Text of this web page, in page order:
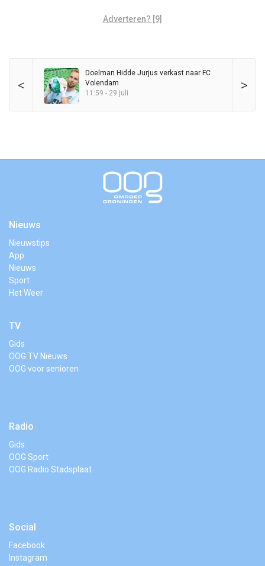
Adverteren? [9]
< >
Doelman Hidde Jurjus verkast naar FC
Volendam
11:59 - 29 juli
Nieuws
Nieuwstips
App
Nieuws
Sport
Het Weer
TV
Gids
OOG TV Nieuws
OOG voor senioren
Radio
Gids
OOG Sport
OOG Radio Stadsplaat
Social
Facebook
Instagram